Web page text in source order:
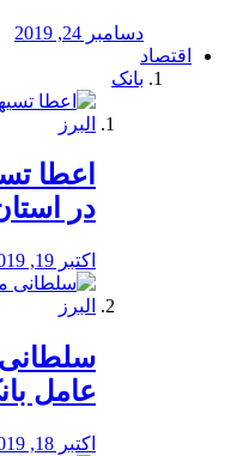
دسامبر 24, 2019
اقتصاد
بانک
️اعطا
در
اکتبر 19, 2019
عامل
اکتبر 18, 2019